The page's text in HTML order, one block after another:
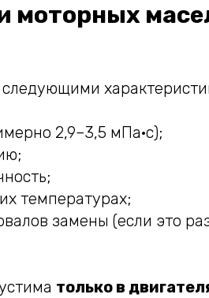
моторных
2,9–3,5 мПа·с);
температурах;
замены (если это
только в